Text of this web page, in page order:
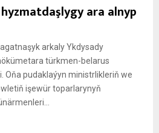
ara alnyp
arkaly Ykdysady
türkmen-belarus
Oňa pudaklaýyn ministrlikleriň we
işewür toparlarynyň